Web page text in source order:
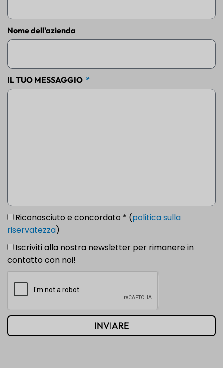
Nome dell'azienda
IL TUO MESSAGGIO
Riconosciuto e concordato * (politica sulla
riservatezza)
Iscriviti alla nostra newsletter per rimanere in
contatto con noi!
INVIARE